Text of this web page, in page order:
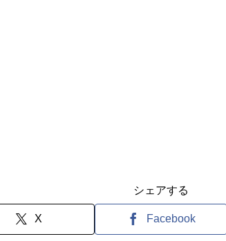
シェアする
X Facebook